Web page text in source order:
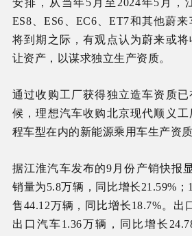
安排，从当年5月至2024年5月，
ES8、ES6、EC6、ET7和其他蔚
将到期之际，有观点认为蔚来或
让资产，以谋求独立生产资质。
通过收购工厂获得独立造车资质
候，理想汽车收购北京现代顺义
程车型在内的新能源乘用车生产资质
据江淮汽车发布的9月份产销快报
销量为5.8万辆，同比增长21.59%
售44.12万辆，同比增长18.7%。出
出口汽车1.36万辆，同比增长